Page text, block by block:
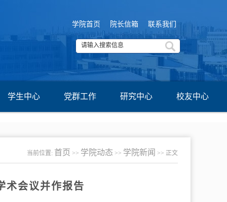
学院首页 院长信箱 联系我们
学生中心 党群工作 研究中心 校友中心
当前位置: 首页 >> 学院动态 >> 学院新闻 >> 正文
术会议并作报告